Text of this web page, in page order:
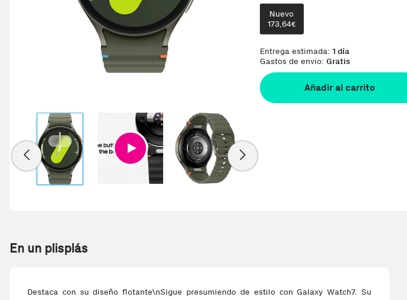
Nuevo
173,64€
Entrega estimada: 1 día
Gastos de envio: Gratis
Añadir al carrito
En un plisplás
Destaca con su diseño flotante\nSigue presumiendo de estilo con Galaxy Watch7. Su